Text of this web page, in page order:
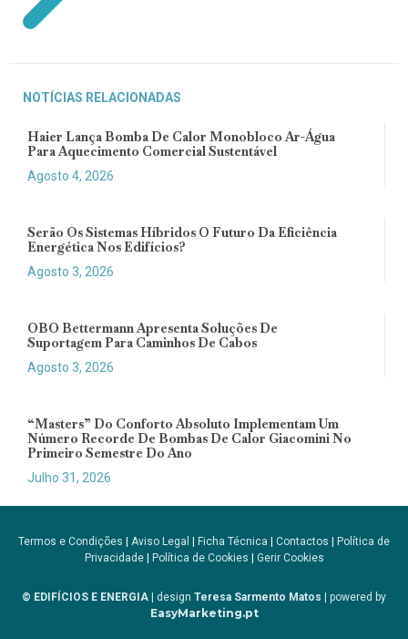
NOTÍCIAS RELACIONADAS
Haier Lança Bomba De Calor Monobloco Ar-Água
Para Aquecimento Comercial Sustentável
Agosto 4, 2026
Serão Os Sistemas Híbridos O Futuro Da Eficiência
Energética Nos Edifícios?
Agosto 3, 2026
OBO Bettermann Apresenta Soluções De
Suportagem Para Caminhos De Cabos
Agosto 3, 2026
“Masters” Do Conforto Absoluto Implementam Um
Número Recorde De Bombas De Calor Giacomini No
Primeiro Semestre Do Ano
Julho 31, 2026
Termos e Condições Aviso Legal Ficha Técnica Contactos
Política de
Privacidade| Política de Cookies Gerir Cookies
© EDIFÍCIOS E ENERGIA | design Teresa Sarmento Matos | powered by
EasyMarketing.pt